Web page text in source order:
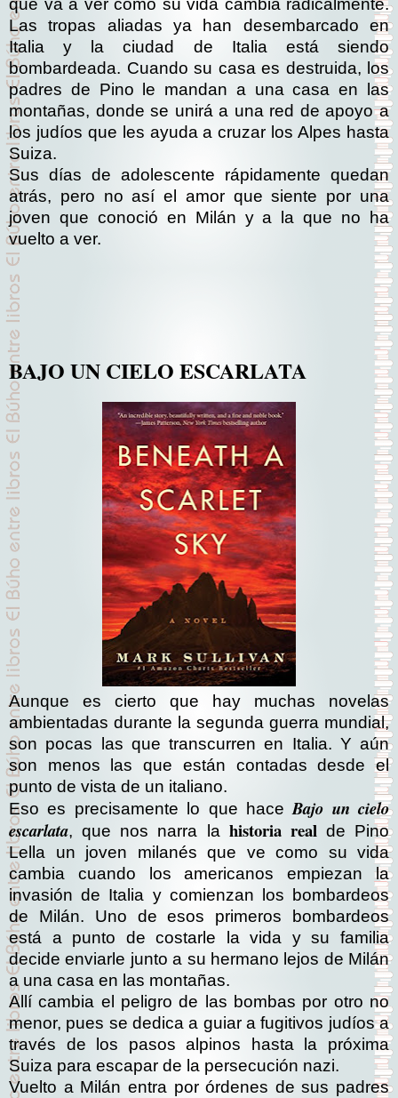
que va a ver cómo su vida cambia radicalmente.
Las tropas aliadas ya han desembarcado en
Italia y la ciudad de Italia está siendo
bombardeada. Cuando su casa es destruida, los
padres de Pino le mandan a una casa en las
montañas, donde se unirá a una red de apoyo a
los judíos que les ayuda a cruzar los Alpes hasta
Suiza.
Sus días de adolescente rápidamente quedan
atrás, pero no así el amor que siente por una
joven que conoció en Milán y a la que no ha
vuelto a ver.
BAJO UN CIELO ESCARLATA
Aunque es cierto que hay muchas novelas
ambientadas durante la segunda guerra mundial,
son pocas las que transcurren en Italia. Y aún
son menos las que están contadas desde el
punto de vista de un italiano.
Eso es precisamente lo que haceBajo un cielo
escarlata, que nos narra la historia real de Pino
Lella un joven milanés que ve como su vida
cambia cuando los americanos empiezan la
invasión de Italia y comienzan los bombardeos
de Milán. Uno de esos primeros bombardeos
está a punto de costarle la vida y su familia
decide enviarle junto a su hermano lejos de Milán
a una casa en las montañas.
Allí cambia el peligro de las bombas por otro no
menor, pues se dedica a guiar a fugitivos judíos a
través de los pasos alpinos hasta la próxima
Suiza para escapar de la persecución nazi.
Vuelto a Milán entra por órdenes de sus padres